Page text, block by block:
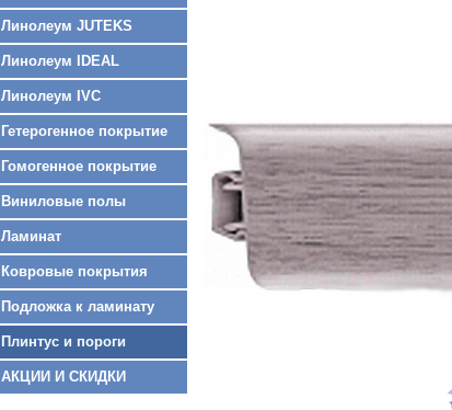
Линолеум JUTEKS
Линолеум IDEAL
Линолеум IVC
Гетерогенное покрытие
Гомогенное покрытие
Виниловые полы
Ламинат
Ковровые покрытия
Подложка к ламинату
Плинтус и пороги
АКЦИИ И СКИДКИ